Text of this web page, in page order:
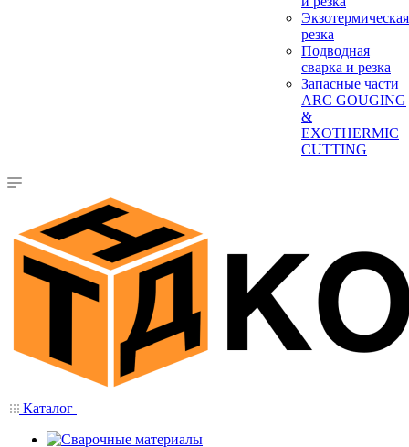
Экзотермическая
резка
Подводная
сварка и резка
Запасные части
ARC GOUGING
&
EXOTHERMIC
CUTTING
Каталог